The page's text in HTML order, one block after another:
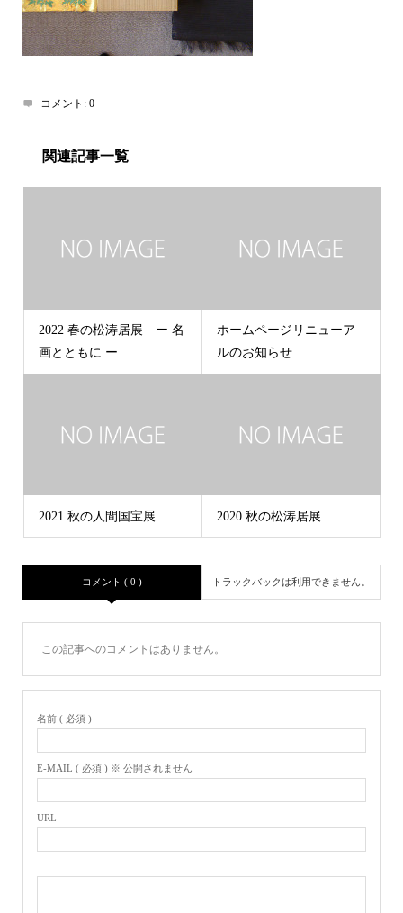
コメント: 0
関連記事一覧
2022 春の松涛居展 ー 名
画とともに ー
ホームページリニューア
ルのお知らせ
2021 秋の人間国宝展 2020 秋の松涛居展
コメント ( 0 ) トラックバックは利用できません。
この記事へのコメントはありません。
名前 ( 必須 )
E-MAIL ( 必須 ) ※ 公開されません
URL